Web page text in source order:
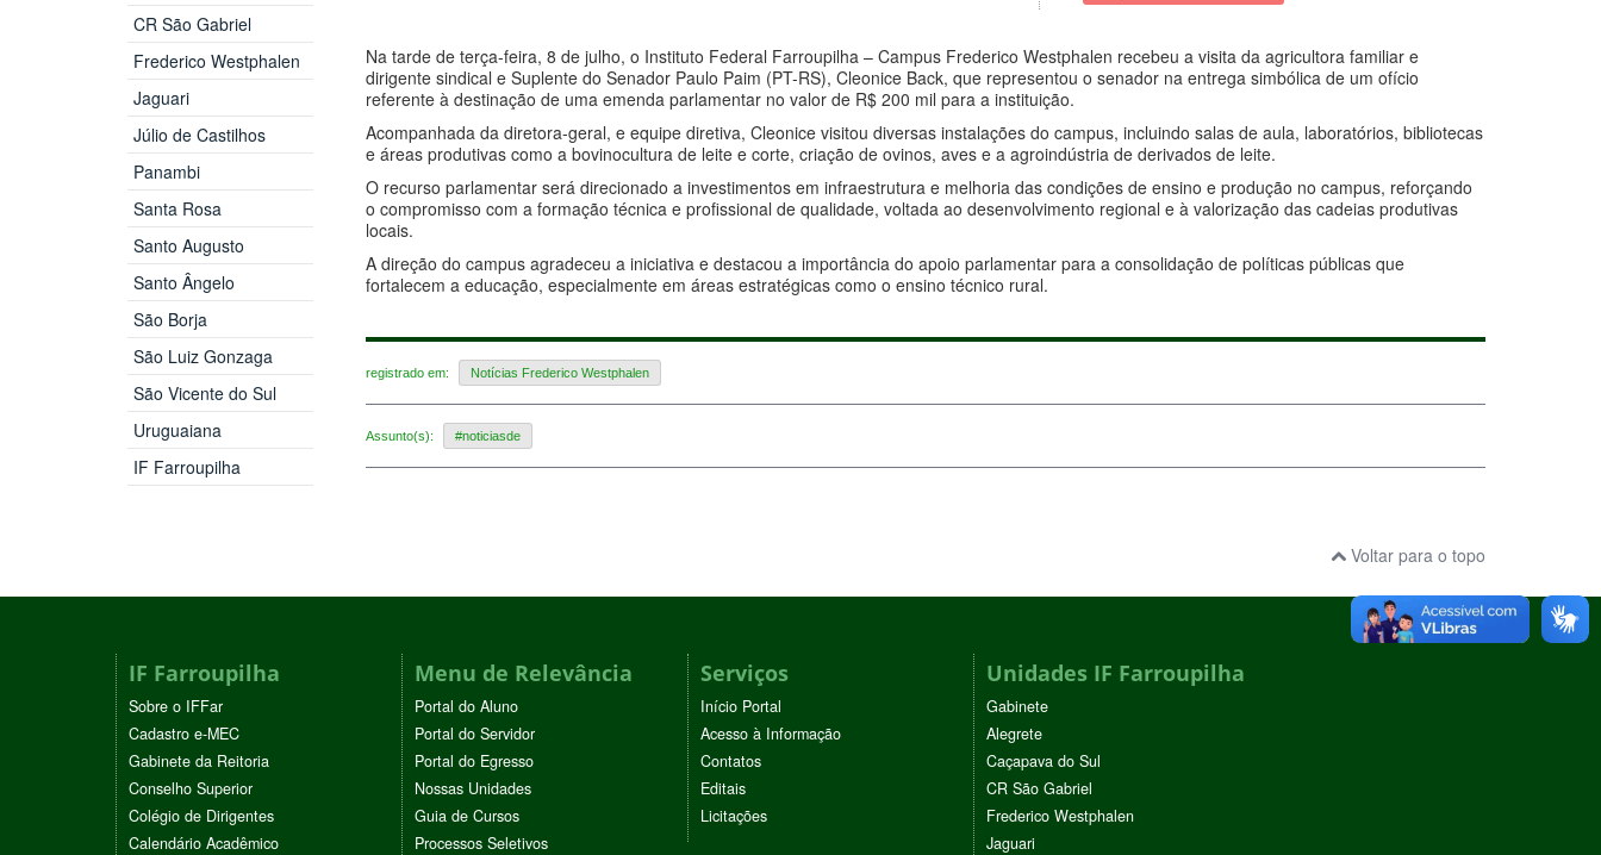
CR São Gabriel
Frederico Westphalen
Jaguari
Júlio de Castilhos
Panambi
Santa Rosa
Santo Augusto
Santo Ângelo
São Borja
São Luiz Gonzaga
São Vicente do Sul
Uruguaiana
IF Farroupilha
Na tarde de terça-feira, 8 de julho, o Instituto Federal Farroupilha – Campus Frederico Westphalen recebeu a visita da agricultora familiar e
dirigente sindical e Suplente do Senador Paulo Paim (PT-RS), Cleonice Back, que representou o senador na entrega simbólica de um ofício
referente à destinação de uma emenda parlamentar no valor de R$ 200 mil para a instituição.
Acompanhada da diretora-geral, e equipe diretiva, Cleonice visitou diversas instalações do campus, incluindo salas de aula, laboratórios, bibliotecas
e áreas produtivas como a bovinocultura de leite e corte, criação de ovinos, aves e a agroindústria de derivados de leite.
O recurso parlamentar será direcionado a investimentos em infraestrutura e melhoria das condições de ensino e produção no campus, reforçando
o compromisso com a formação técnica e profissional de qualidade, voltada ao desenvolvimento regional e à valorização das cadeias produtivas
locais.
A direção do campus agradeceu a iniciativa e destacou a importância do apoio parlamentar para a consolidação de políticas públicas que
fortalecem a educação, especialmente em áreas estratégicas como o ensino técnico rural.
registrado em: Notícias Frederico Westphalen
Assunto(s): #noticiasde
Voltar para o topo
IF Farroupilha
Sobre o IFFar
Cadastro e-MEC
Gabinete da Reitoria
Conselho Superior
Colégio de Dirigentes
Calendário Acadêmico
Menu de Relevância
Portal do Aluno
Portal do Servidor
Portal do Egresso
Nossas Unidades
Guia de Cursos
Processos Seletivos
Serviços
Início Portal
Acesso à Informação
Contatos
Editais
Licitações
Unidades IF Farroupilha
Gabinete
Alegrete
Caçapava do Sul
CR São Gabriel
Frederico Westphalen
Jaguari